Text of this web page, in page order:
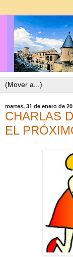
martes, 31 de enero de
CHARLAS
EL